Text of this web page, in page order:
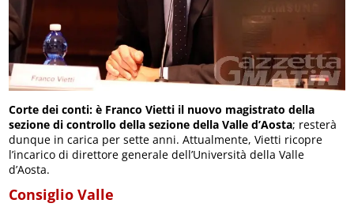
Corte dei conti: è Franco Vietti il nuovo magistrato della
sezione di controllo della sezione della Valle d’Aosta; resterà
dunque in carica per sette anni. Attualmente, Vietti ricopre
l’incarico di direttore generale dell’Università della Valle
d’Aosta.
Consiglio Valle